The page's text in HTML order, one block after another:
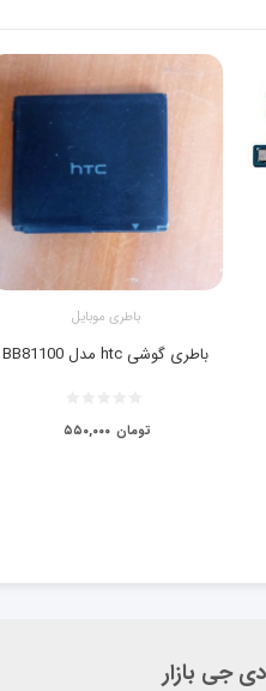
باطری موبایل
باطری گوشی htc مدل BB81100
۵۵۰,۰۰۰ تومان
دی جی بازار